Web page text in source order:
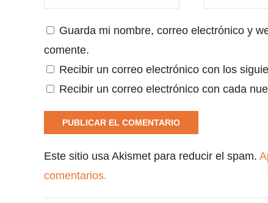
Guarda mi nombre, correo electrónico y
comente.
Recibir un correo electrónico con los
Recibir un correo electrónico con cada
Este sitio usa Akismet para reducir el spam.
comentarios.